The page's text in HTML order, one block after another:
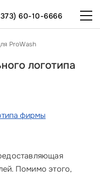
60-10-6666
ProWash
логотипа
фирмы
Помимо этого,